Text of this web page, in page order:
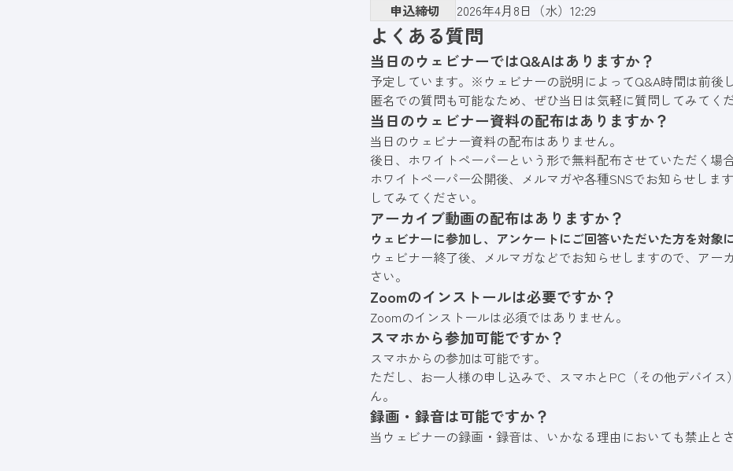
申込締切
2026年4月8日（水）12:29
よくある質問
当日のウェビナーではQ&Aはありますか？
予定しています。※ウェビナーの説明によってQ&A時間は前後
匿名での質問も可能なため、ぜひ当日は気軽に質問してみてくだ
当日のウェビナー資料の配布はありますか？
当日のウェビナー資料の配布はありません。
後日、ホワイトペーパーという形で無料配布させていただく場
ホワイトペーパー公開後、メルマガや各種SNSでお知らせしま
してみてください。
アーカイブ動画の配布はありますか？
ウェビナーに参加し、アンケートにご回答いただいた方を対象
ウェビナー終了後、メルマガなどでお知らせしますので、ア
さい。
Zoomのインストールは必要ですか？
Zoomのインストールは必須ではありません。
スマホから参加可能ですか？
スマホからの参加は可能です。
ただし、お一人様の申し込みで、スマホとPC（その他デバイ
ん。
録画・録音は可能ですか？
当ウェビナーの録画・録音は、いかなる理由においても禁止と